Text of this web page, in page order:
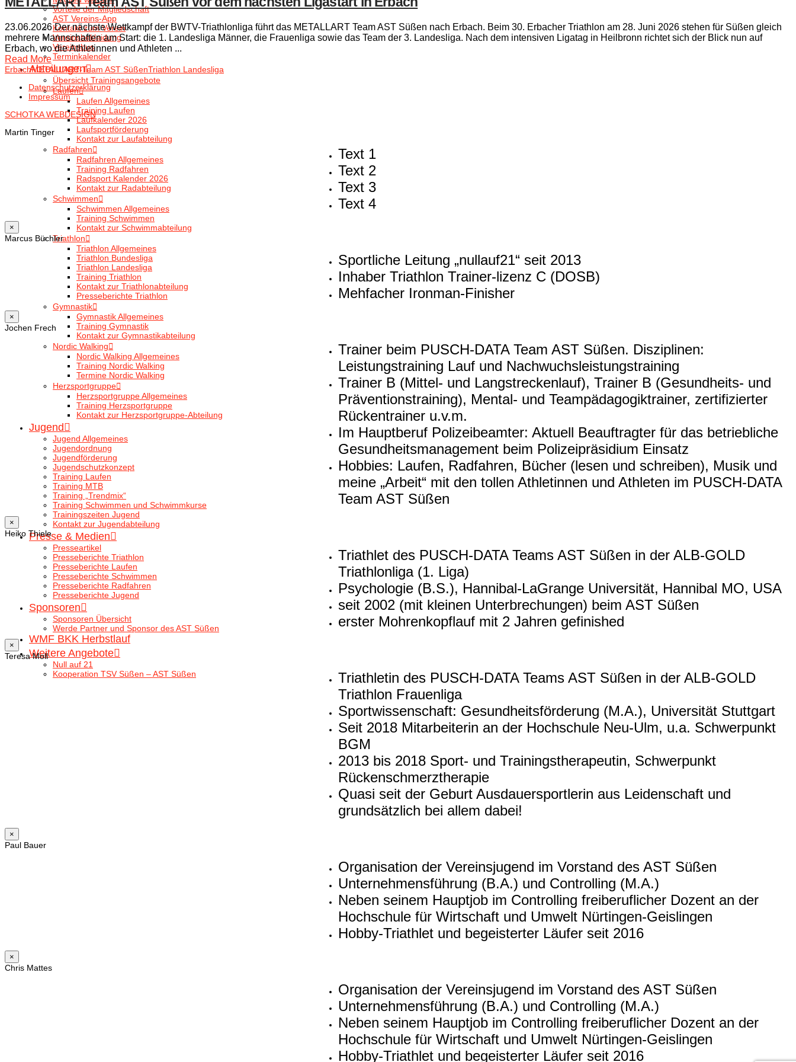
Vorteile der Mitgliedschaft
AST Vereins-App
Kontakt zum Verein
Vereinsbekleidung
Vereinsbus
Terminkalender
Abteilungen
Übersicht Trainingsangebote
Laufen
Laufen Allgemeines
Training Laufen
Laufkalender 2026
Laufsportförderung
Kontakt zur Laufabteilung
Radfahren
Radfahren Allgemeines
Training Radfahren
Radsport Kalender 2026
Kontakt zur Radabteilung
Schwimmen
Schwimmen Allgemeines
Training Schwimmen
Kontakt zur Schwimmabteilung
Triathlon
Triathlon Allgemeines
Triathlon Bundesliga
Triathlon Landesliga
Training Triathlon
Kontakt zur Triathlonabteilung
Presseberichte Triathlon
Gymnastik
Gymnastik Allgemeines
Training Gymnastik
Kontakt zur Gymnastikabteilung
Nordic Walking
Nordic Walking Allgemeines
Training Nordic Walking
Termine Nordic Walking
Herzsportgruppe
Herzsportgruppe Allgemeines
Training Herzsportgruppe
Kontakt zur Herzsportgruppe-Abteilung
Jugend
Jugend Allgemeines
Jugendordnung
Jugendförderung
Jugendschutzkonzept
Training Laufen
Training MTB
Training „Trendmix“
Training Schwimmen und Schwimmkurse
Trainingszeiten Jugend
Kontakt zur Jugendabteilung
Presse & Medien
Presseartikel
Presseberichte Triathlon
Presseberichte Laufen
Presseberichte Schwimmen
Presseberichte Radfahren
Presseberichte Jugend
Sponsoren
Sponsoren Übersicht
Werde Partner und Sponsor des AST Süßen
WMF BKK Herbstlauf
Weitere Angebote
Null auf 21
Kooperation TSV Süßen – AST Süßen
23.06.2026 Der nächste Wettkampf der BWTV-Triathlonliga führt das METALLART Team AST Süßen nach Erbach. Beim 30. Erbacher Triathlon am 28. Juni 2026 stehen für Süßen gleich
mehrere Mannschaften am Start: die 1. Landesliga Männer, die Frauenliga sowie das Team der 3. Landesliga. Nach dem intensiven Ligatag in Heilbronn richtet sich der Blick nun auf
Erbach, wo die Athletinnen und Athleten ...
Read More
ErbachMETALLART-Team AST SüßenTriathlon Landesliga
Datenschutzerklärung
Impressum
SCHOTKA WEBDESIGN
Martin Tinger
Text 1
Text 2
Text 3
Text 4
×
Marcus Büchler
Sportliche Leitung „nullauf21“ seit 2013
Inhaber Triathlon Trainer-lizenz C (DOSB)
Mehfacher Ironman-Finisher
×
Jochen Frech
Trainer beim PUSCH-DATA Team AST Süßen. Disziplinen:
Leistungstraining Lauf und Nachwuchsleistungstraining
Trainer B (Mittel- und Langstreckenlauf), Trainer B (Gesundheits- und
Präventionstraining), Mental- und Teampädagogiktrainer, zertifizierter
Rückentrainer u.v.m.
Im Hauptberuf Polizeibeamter: Aktuell Beauftragter für das betriebliche
Gesundheitsmanagement beim Polizeipräsidium Einsatz
Hobbies: Laufen, Radfahren, Bücher (lesen und schreiben), Musik und
meine „Arbeit“ mit den tollen Athletinnen und Athleten im PUSCH-DATA
Team AST Süßen
×
Heiko Thiele
Triathlet des PUSCH-DATA Teams AST Süßen in der ALB-GOLD
Triathlonliga (1. Liga)
Psychologie (B.S.), Hannibal-LaGrange Universität, Hannibal MO, USA
seit 2002 (mit kleinen Unterbrechungen) beim AST Süßen
erster Mohrenkopflauf mit 2 Jahren gefinished
×
Teresa Moll
Triathletin des PUSCH-DATA Teams AST Süßen in der ALB-GOLD
Triathlon Frauenliga
Sportwissenschaft: Gesundheitsförderung (M.A.), Universität Stuttgart
Seit 2018 Mitarbeiterin an der Hochschule Neu-Ulm, u.a. Schwerpunkt
BGM
2013 bis 2018 Sport- und Trainingstherapeutin, Schwerpunkt
Rückenschmerztherapie
Quasi seit der Geburt Ausdauersportlerin aus Leidenschaft und
grundsätzlich bei allem dabei!
×
Paul Bauer
Organisation der Vereinsjugend im Vorstand des AST Süßen
Unternehmensführung (B.A.) und Controlling (M.A.)
Neben seinem Hauptjob im Controlling freiberuflicher Dozent an der
Hochschule für Wirtschaft und Umwelt Nürtingen-Geislingen
Hobby-Triathlet und begeisterter Läufer seit 2016
×
Chris Mattes
Organisation der Vereinsjugend im Vorstand des AST Süßen
Unternehmensführung (B.A.) und Controlling (M.A.)
Neben seinem Hauptjob im Controlling freiberuflicher Dozent an der
Hochschule für Wirtschaft und Umwelt Nürtingen-Geislingen
Hobby-Triathlet und begeisterter Läufer seit 2016